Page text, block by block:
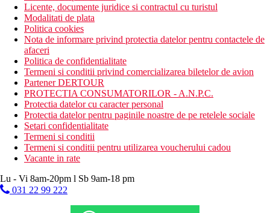
Licente, documente juridice si contractul cu turistul
Modalitati de plata
Politica cookies
Nota de informare privind protectia datelor pentru contactele de
afaceri
Politica de confidentialitate
Termeni si conditii privind comercializarea biletelor de avion
Partener DERTOUR
PROTECTIA CONSUMATORILOR - A.N.P.C.
Protectia datelor cu caracter personal
Protectia datelor pentru paginile noastre de pe retelele sociale
Setari confidentialitate
Termeni si conditii
Termeni si conditii pentru utilizarea voucherului cadou
Vacante in rate
Lu - Vi 8am-20pm l Sb 9am-18 pm
031 22 99 222